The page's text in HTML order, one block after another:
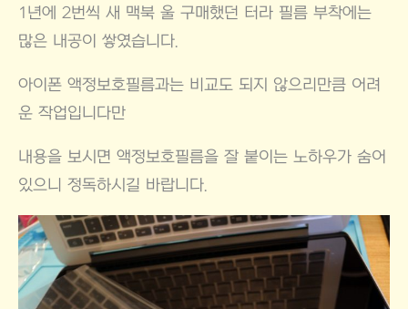
1년에 2번씩 새 맥북 울 구매했던 터라 필름 부착에는
많은 내공이 쌓였습니다.
아이폰 액정보호필름과는 비교도 되지 않으리만큼 어려
운 작업입니다만
내용을 보시면 액정보호필름을 잘 붙이는 노하우가 숨어
있으니 정독하시길 바랍니다.